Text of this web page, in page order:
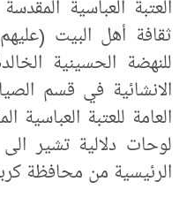
العتبة العباسية
ثقافة أهل البيت
للنهضة الحسينية
الانشائية في قسم
العامة للعتبة
لوحات دلالية تشير
الرئيسية من محافظة